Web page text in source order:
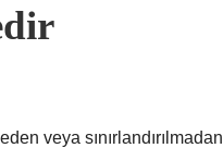
veya sınırlandırılmadan